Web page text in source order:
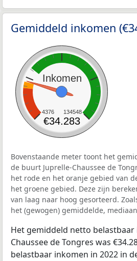
Gemiddeld inkomen
Inkomen
4376 134548
€34.283
Bovenstaande meter toont het
de buurt Juprelle-Chaussee de
het rode en het oranje gebied van
het groene gebied. Deze zijn
van laag naar hoog gesorteerd.
het (gewogen) gemiddelde,
Het gemiddeld netto
Chaussee de Tongres was
belastbaar inkomen in 2022 in